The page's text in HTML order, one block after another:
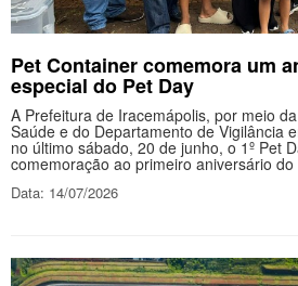
Pet Container comemora um
especial do Pet Day
A Prefeitura de Iracemápolis, por meio
Saúde e do Departamento de Vigilância
no último sábado, 20 de junho, o 1º Pet
comemoração ao primeiro aniversário
Data: 14/07/2026